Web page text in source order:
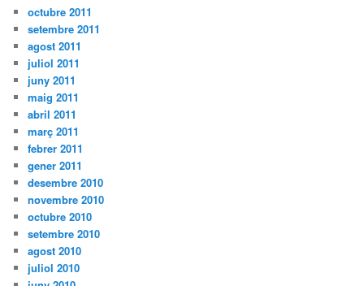
octubre 2011
setembre 2011
agost 2011
juliol 2011
juny 2011
maig 2011
abril 2011
març 2011
febrer 2011
gener 2011
desembre 2010
novembre 2010
octubre 2010
setembre 2010
agost 2010
juliol 2010